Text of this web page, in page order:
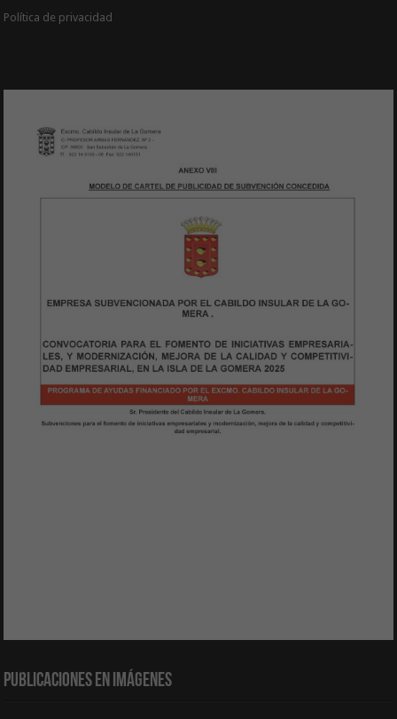
Política de privacidad
Publicaciones en Imágenes